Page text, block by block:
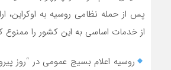
پس از حمله نظامی روسیه به اوکراین،
از خدمات اساسی به این کشور را ممنوع
روسیه اعلام بسیج عمومی در “روز